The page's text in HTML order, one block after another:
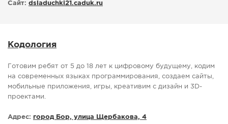
Сайт: dsladuchki21.caduk.ru
Кодология
Готовим ребят от 5 до 18 лет к цифровому будущему, кодим
на современных языках программирования, создаем сайты,
мобильные приложения, игры, креативим с дизайн и 3D-
проектами.
Адрес: город Бор, улица Щербакова, 4